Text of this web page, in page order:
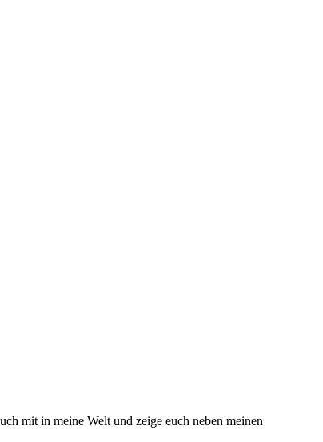
mit in meine Welt und zeige euch neben meinen